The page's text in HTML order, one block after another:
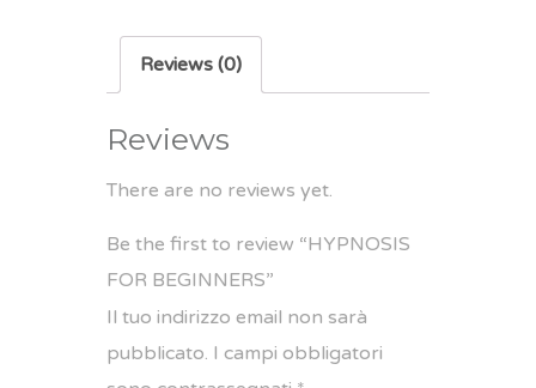
Reviews (0)
Reviews
There are no reviews yet.
Be the first to review “HYPNOSIS
FOR BEGINNERS”
Il tuo indirizzo email non sarà
pubblicato. I campi obbligatori